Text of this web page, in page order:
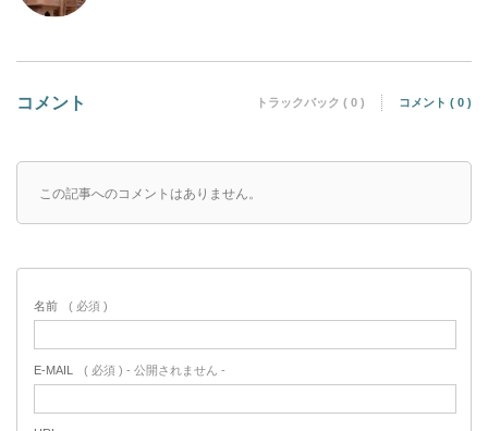
コメント トラックバック ( 0 ) コメント ( 0 )
この記事へのコメントはありません。
名前 ( 必須 )
E-MAIL ( 必須 ) - 公開されません -